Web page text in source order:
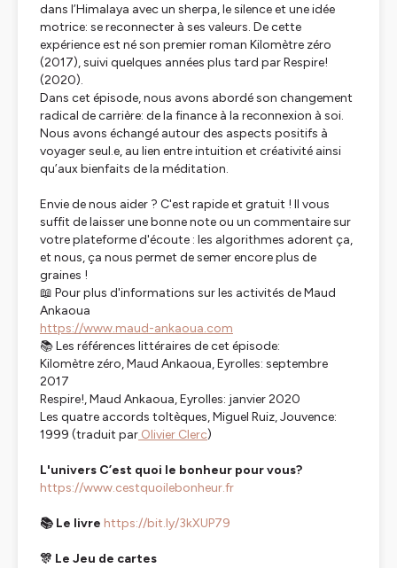
dans l’Himalaya avec un sherpa, le silence et une idée
motrice: se reconnecter à ses valeurs. De cette
expérience est né son premier roman Kilomètre zéro
(2017), suivi quelques années plus tard parRespire!
(2020).
Dans cet épisode, nous avons abordé son changement
radical de carrière: de la finance à la reconnexion à soi.
Nous avons échangé autour des aspects positifs à
voyager seul.e, au lien entre intuition et créativité ainsi
qu’aux bienfaits de la méditation.
Envie de nous aider ? C'est rapide et gratuit ! Il vous
suffit de laisser une bonne note ou un commentaire sur
votre plateforme d'écoute : les algorithmes adorent ça,
et nous, ça nous permet de semer encore plus de
graines !
📖 Pour plus d'informations sur les activités de Maud
Ankaoua
https://www.maud-ankaoua.com
📚 Les références littéraires de cet épisode:
Kilomètre zéro, Maud Ankaoua, Eyrolles: septembre
2017
Respire!, Maud Ankaoua, Eyrolles: janvier 2020
Les quatre accords toltèques, Miguel Ruiz, Jouvence:
1999 (traduit par Olivier Clerc)
L'univers C’est quoi le bonheur pour vous?
https://www.cestquoilebonheur.fr
📚 Le livre https://bit.ly/3kXUP79
🎊 Le Jeu de cartes